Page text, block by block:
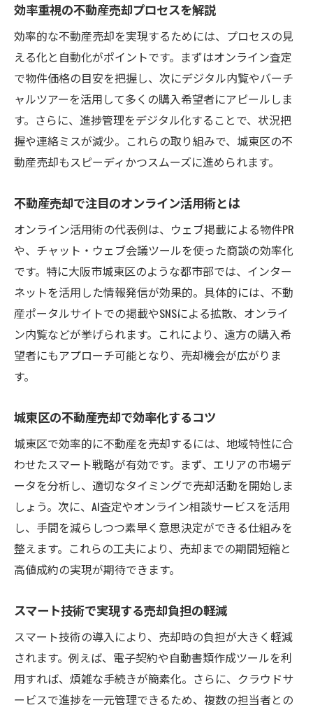
効率重視の不動産売却プロセスを解説
効率的な不動産売却を実現するためには、プロセスの見
える化と自動化がポイントです。まずはオンライン査定
で物件価格の目安を把握し、次にデジタル内覧やバーチ
ャルツアーを活用して多くの購入希望者にアピールしま
す。さらに、進捗管理をデジタル化することで、状況把
握や連絡ミスが減少。これらの取り組みで、城東区の不
動産売却もスピーディかつスムーズに進められます。
不動産売却で注目のオンライン活用術とは
オンライン活用術の代表例は、ウェブ掲載による物件PR
や、チャット・ウェブ会議ツールを使った商談の効率化
です。特に大阪市城東区のような都市部では、インター
ネットを活用した情報発信が効果的。具体的には、不動
産ポータルサイトでの掲載やSNSによる拡散、オンライ
ン内覧などが挙げられます。これにより、遠方の購入希
望者にもアプローチ可能となり、売却機会が広がりま
す。
城東区の不動産売却で効率化するコツ
城東区で効率的に不動産を売却するには、地域特性に合
わせたスマート戦略が有効です。まず、エリアの市場デ
ータを分析し、適切なタイミングで売却活動を開始しま
しょう。次に、AI査定やオンライン相談サービスを活用
し、手間を減らしつつ素早く意思決定ができる仕組みを
整えます。これらの工夫により、売却までの期間短縮と
高値成約の実現が期待できます。
スマート技術で実現する売却負担の軽減
スマート技術の導入により、売却時の負担が大きく軽減
されます。例えば、電子契約や自動書類作成ツールを利
用すれば、煩雑な手続きが簡素化。さらに、クラウドサ
ービスで進捗を一元管理できるため、複数の担当者との